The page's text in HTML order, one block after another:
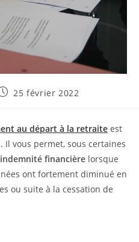
25 février 2022
au départ à la retraite est
vous permet, sous certaines
financière lorsque
ont fortement diminué en
ou suite à la cessation de